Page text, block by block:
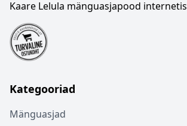
Kaare Lelula mänguasjapood internetis
Kategooriad
Mänguasjad